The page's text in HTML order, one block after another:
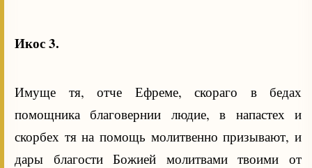
Икос 3.
Имуще тя, отче Ефреме, скораго в бедах
помощника благовернии людие, в напастех и
скорбех тя на помощь молитвенно призывают, и
дары благости Божией молитвами твоими от